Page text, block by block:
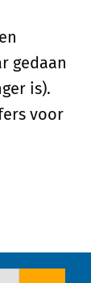
gedaan
is).
voor